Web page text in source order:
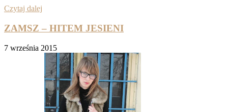
Czytaj dalej
ZAMSZ – HITEM JESIENI
7 września 2015